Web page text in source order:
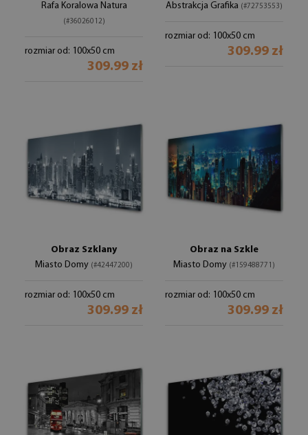
Rafa Koralowa Natura
(#36026012)
rozmiar od: 100x50 cm
309.99 zł
Abstrakcja Grafika (#72753553)
rozmiar od: 100x50 cm
309.99 zł
Obraz Szklany
Miasto Domy (#42447200)
rozmiar od: 100x50 cm
309.99 zł
Obraz na Szkle
Miasto Domy (#159488771)
rozmiar od: 100x50 cm
309.99 zł